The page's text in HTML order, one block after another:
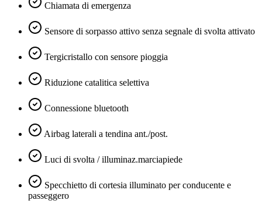
Chiamata di emergenza
Sensore di sorpasso attivo senza segnale di svolta attivato
Tergicristallo con sensore pioggia
Riduzione catalitica selettiva
Connessione bluetooth
Airbag laterali a tendina ant./post.
Luci di svolta / illuminaz.marciapiede
Specchietto di cortesia illuminato per conducente e
passeggero